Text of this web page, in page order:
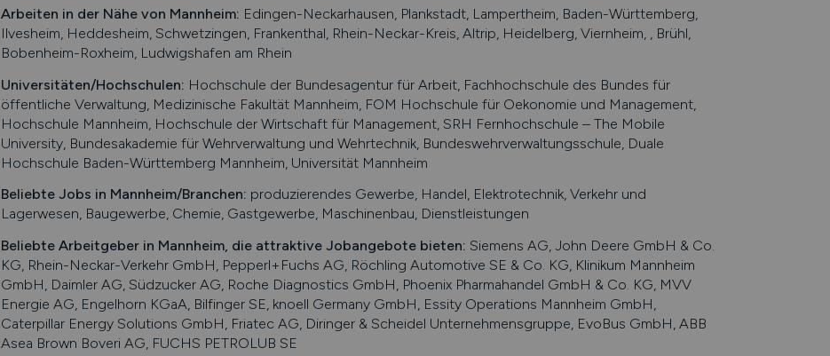
Arbeiten in der Nähe von Mannheim: Edingen-Neckarhausen, Plankstadt, Lampertheim, Baden-Württemberg,
Ilvesheim, Heddesheim, Schwetzingen, Frankenthal, Rhein-Neckar-Kreis, Altrip, Heidelberg, Viernheim, , Brühl,
Bobenheim-Roxheim, Ludwigshafen am Rhein
Universitäten/Hochschulen: Hochschule der Bundesagentur für Arbeit, Fachhochschule des Bundes für
öffentliche Verwaltung, Medizinische Fakultät Mannheim, FOM Hochschule für Oekonomie und Management,
Hochschule Mannheim, Hochschule der Wirtschaft für Management, SRH Fernhochschule – The Mobile
University, Bundesakademie für Wehrverwaltung und Wehrtechnik, Bundeswehrverwaltungsschule, Duale
Hochschule Baden-Württemberg Mannheim, Universität Mannheim
Beliebte Jobs in Mannheim/Branchen: produzierendes Gewerbe, Handel, Elektrotechnik, Verkehr und
Lagerwesen, Baugewerbe, Chemie, Gastgewerbe, Maschinenbau, Dienstleistungen
Beliebte Arbeitgeber in Mannheim, die attraktive Jobangebote bieten: Siemens AG, John Deere GmbH & Co.
KG, Rhein-Neckar-Verkehr GmbH, Pepperl+Fuchs AG, Röchling Automotive SE & Co. KG, Klinikum Mannheim
GmbH, Daimler AG, Südzucker AG, Roche Diagnostics GmbH, Phoenix Pharmahandel GmbH & Co. KG, MVV
Energie AG, Engelhorn KGaA, Bilfinger SE, knoell Germany GmbH, Essity Operations Mannheim GmbH,
Caterpillar Energy Solutions GmbH, Friatec AG, Diringer & Scheidel Unternehmensgruppe, EvoBus GmbH, ABB
Asea Brown Boveri AG, FUCHS PETROLUB SE